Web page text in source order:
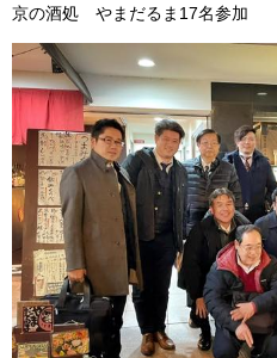
京の酒処 やまだるま17名参加